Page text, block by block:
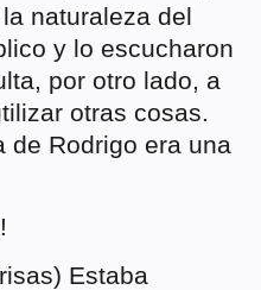
naturaleza del
y lo escucharon
por otro lado, a
otras cosas.
de Rodrigo era una
Estaba